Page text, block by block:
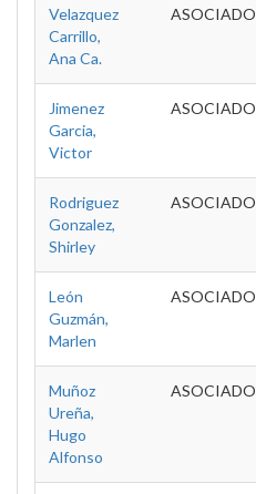
Velazquez
Carrillo,
Ana Ca.
ASOCIADO
Jimenez
Garcia,
Victor
ASOCIADO
Rodriguez
Gonzalez,
Shirley
ASOCIADO
León
Guzmán,
Marlen
ASOCIADO
Muñoz
Ureña,
Hugo
Alfonso
ASOCIADO